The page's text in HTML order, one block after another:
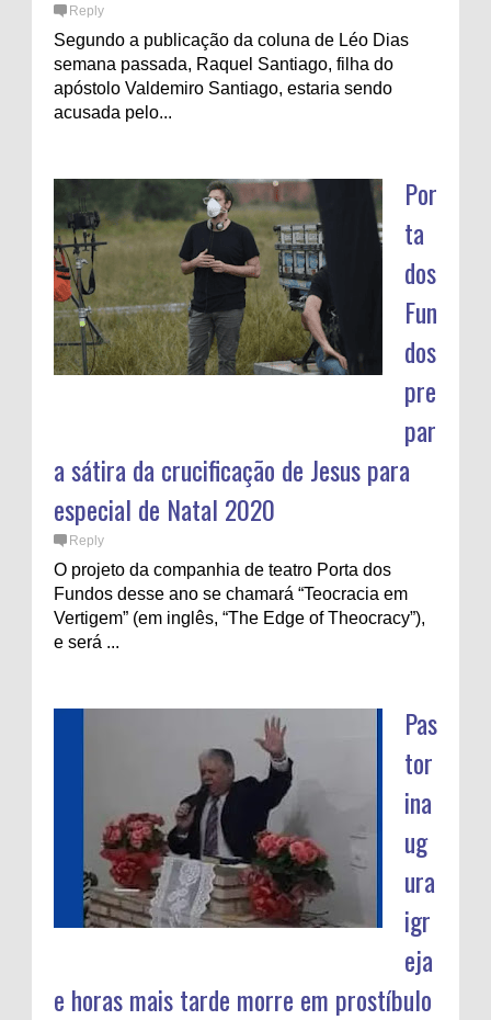
Reply
Segundo a publicação da coluna de Léo Dias
semana passada, Raquel Santiago, filha do
apóstolo Valdemiro Santiago, estaria sendo
acusada pelo...
Por
ta
dos
Fun
dos
pre
par
a sátira da crucificação de Jesus para
especial de Natal 2020
Reply
O projeto da companhia de teatro Porta dos
Fundos desse ano se chamará “Teocracia em
Vertigem” (em inglês, “The Edge of Theocracy”),
e será ...
Pas
tor
ina
ug
ura
igr
eja
e horas mais tarde morre em prostíbulo